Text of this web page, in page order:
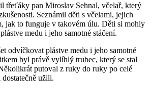
třeťáky pan Miroslav Sehnal, včelař, který
Seznámil děti s včelami, jejich
jak to funguje v takovém úlu. Děti si mohly
medu i jeho samotné stáčení.
odvíčkovat plástve medu i jeho samotné
byl právě vylíhlý trubec, který se stal
putoval z ruky do ruky po celé
užili.